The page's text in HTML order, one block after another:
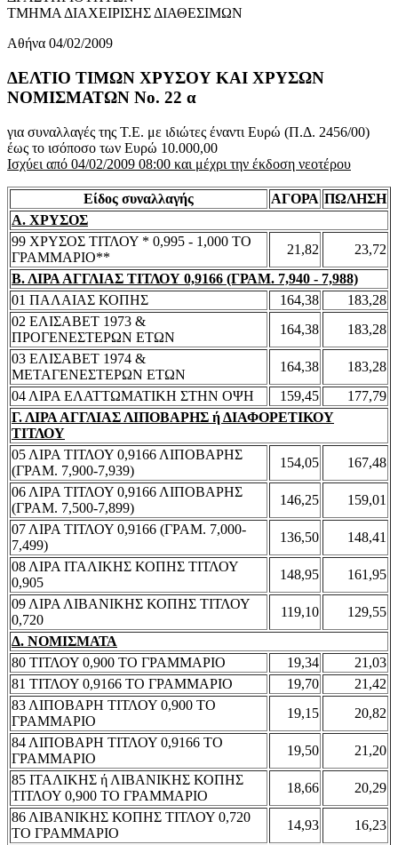
ΤΜΗΜΑ ΔΙΑΧΕΙΡΙΣΗΣ ΔΙΑΘΕΣΙΜΩΝ
Αθήνα 04/02/2009
ΔΕΛΤΙΟ ΤΙΜΩΝ ΧΡΥΣΟΥ ΚΑΙ ΧΡΥΣΩΝ
ΝΟΜΙΣΜΑΤΩΝ No. 22 α
για συναλλαγές της Τ.Ε. με ιδιώτες έναντι Ευρώ (Π.Δ. 2456/00)
έως το ισόποσο των Ευρώ 10.000,00
Ισχύει από 04/02/2009 08:00 και μέχρι την έκδοση νεοτέρου
Είδος συναλλαγής ΑΓΟΡΑ ΠΩΛΗΣΗ
Α. ΧΡΥΣΟΣ
99 ΧΡΥΣΟΣ ΤΙΤΛΟΥ * 0,995 - 1,000 ΤΟ
ΓΡΑΜΜΑΡΙΟ**
21,82
23,72
Β. ΛΙΡΑ ΑΓΓΛΙΑΣ ΤΙΤΛΟΥ 0,9166 (ΓΡΑΜ. 7,940 - 7,988)
01 ΠΑΛΑΙΑΣ ΚΟΠΗΣ
164,38
183,28
02 ΕΛΙΣΑΒΕΤ 1973 &
ΠΡΟΓΕΝΕΣΤΕΡΩΝ ΕΤΩΝ
164,38
183,28
03 ΕΛΙΣΑΒΕΤ 1974 &
ΜΕΤΑΓΕΝΕΣΤΕΡΩΝ ΕΤΩΝ
164,38
183,28
04 ΛΙΡΑ ΕΛΑΤΤΩΜΑΤΙΚΗ ΣΤΗΝ ΟΨΗ
159,45
177,79
Γ. ΛΙΡΑ ΑΓΓΛΙΑΣ ΛΙΠΟΒΑΡΗΣ ή ΔΙΑΦΟΡΕΤΙΚΟΥ
ΤΙΤΛΟΥ
05 ΛΙΡΑ ΤΙΤΛΟΥ 0,9166 ΛΙΠΟΒΑΡΗΣ
(ΓΡΑΜ. 7,900-7,939)
154,05
167,48
06 ΛΙΡΑ ΤΙΤΛΟΥ 0,9166 ΛΙΠΟΒΑΡΗΣ
(ΓΡΑΜ. 7,500-7,899)
146,25
159,01
07 ΛΙΡΑ ΤΙΤΛΟΥ 0,9166 (ΓΡΑΜ. 7,000-
7,499)
136,50
148,41
08 ΛΙΡΑ ΙΤΑΛΙΚΗΣ ΚΟΠΗΣ ΤΙΤΛΟΥ
0,905
148,95
161,95
09 ΛΙΡΑ ΛΙΒΑΝΙΚΗΣ ΚΟΠΗΣ ΤΙΤΛΟΥ
0,720
119,10
129,55
Δ. ΝΟΜΙΣΜΑΤΑ
80 ΤΙΤΛΟΥ 0,900 ΤΟ ΓΡΑΜΜΑΡΙΟ
19,34
21,03
81 ΤΙΤΛΟΥ 0,9166 ΤΟ ΓΡΑΜΜΑΡΙΟ
19,70
21,42
83 ΛΙΠΟΒΑΡΗ ΤΙΤΛΟΥ 0,900 ΤΟ
ΓΡΑΜΜΑΡΙΟ
19,15
20,82
84 ΛΙΠΟΒΑΡΗ ΤΙΤΛΟΥ 0,9166 ΤΟ
ΓΡΑΜΜΑΡΙΟ
19,50
21,20
85 ΙΤΑΛΙΚΗΣ ή ΛΙΒΑΝΙΚΗΣ ΚΟΠΗΣ
ΤΙΤΛΟΥ 0,900 ΤΟ ΓΡΑΜΜΑΡΙΟ
18,66
20,29
86 ΛΙΒΑΝΙΚΗΣ ΚΟΠΗΣ ΤΙΤΛΟΥ 0,720
ΤΟ ΓΡΑΜΜΑΡΙΟ
14,93
16,23